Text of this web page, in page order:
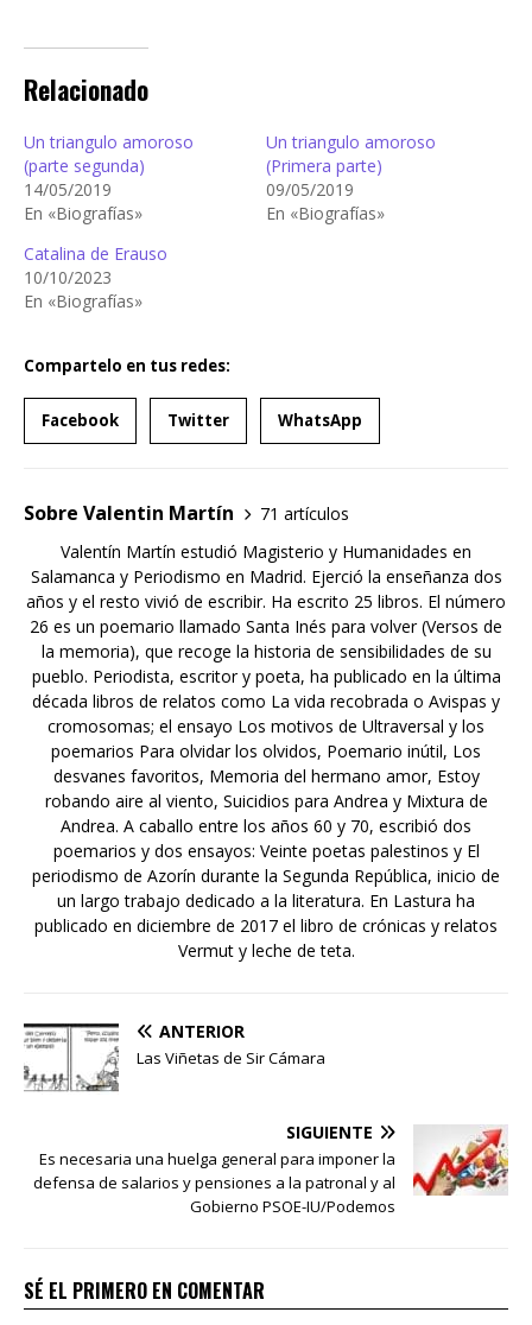
Relacionado
Un triangulo amoroso
(parte segunda)
14/05/2019
En «Biografías»
Un triangulo amoroso
(Primera parte)
09/05/2019
En «Biografías»
Catalina de Erauso
10/10/2023
En «Biografías»
Compartelo en tus redes:
Facebook Twitter WhatsApp
Sobre Valentin Martín
71 artículos
Valentín Martín estudió Magisterio y Humanidades en
Salamanca y Periodismo en Madrid. Ejerció la enseñanza dos
años y el resto vivió de escribir. Ha escrito 25 libros. El número
26 es un poemario llamado Santa Inés para volver (Versos de
la memoria), que recoge la historia de sensibilidades de su
pueblo. Periodista, escritor y poeta, ha publicado en la última
década libros de relatos como La vida recobrada o Avispas y
cromosomas; el ensayo Los motivos de Ultraversal y los
poemarios Para olvidar los olvidos, Poemario inútil, Los
desvanes favoritos, Memoria del hermano amor, Estoy
robando aire al viento, Suicidios para Andrea y Mixtura de
Andrea. A caballo entre los años 60 y 70, escribió dos
poemarios y dos ensayos: Veinte poetas palestinos y El
periodismo de Azorín durante la Segunda República, inicio de
un largo trabajo dedicado a la literatura. En Lastura ha
publicado en diciembre de 2017 el libro de crónicas y relatos
Vermut y leche de teta.
ANTERIOR
Las Viñetas de Sir Cámara
SIGUIENTE
Es necesaria una huelga general para imponer la
defensa de salarios y pensiones a la patronal y al
Gobierno PSOE-IU/Podemos
SÉ EL PRIMERO EN COMENTAR